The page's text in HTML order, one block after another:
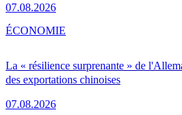
07.08.2026
La « résilience surprenante » de
des exportations chinoises
07.08.2026
ÉCONOMIE